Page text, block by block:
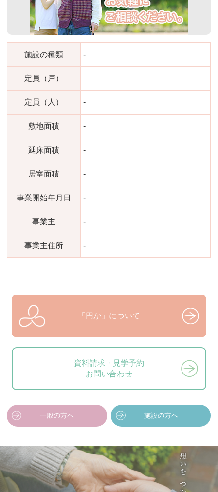
施設の種類 -
定員（戸） -
定員（人） -
敷地面積 -
延床面積 -
居室面積 -
事業開始年月日 -
事業主 -
事業主住所 -
「円か」について
資料請求・見学予約
お問い合わせ
一般の方へ 施設の方へ